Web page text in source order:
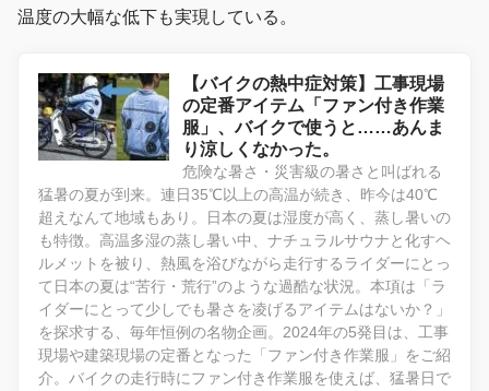
温度の大幅な低下も実現している。
【バイクの熱中症対策】工事現場
の定番アイテム「ファン付き作業
服」、バイクで使うと……あんま
り涼しくなかった。
危険な暑さ・災害級の暑さと叫ばれる
猛暑の夏が到来。連日35℃以上の高温が続き、昨今は40℃
超えなんて地域もあり。日本の夏は湿度が高く、蒸し暑いの
も特徴。高温多湿の蒸し暑い中、ナチュラルサウナと化すヘ
ルメットを被り、熱風を浴びながら走行するライダーにとっ
て日本の夏は“苦行・荒行”のような過酷な状況。本項は「ラ
イダーにとって少しでも暑さを凌げるアイテムはないか？」
を探求する、毎年恒例の名物企画。2024年の5発目は、工事
現場や建築現場の定番となった「ファン付き作業服」をご紹
介。バイクの走行時にファン付き作業服を使えば、猛暑日で